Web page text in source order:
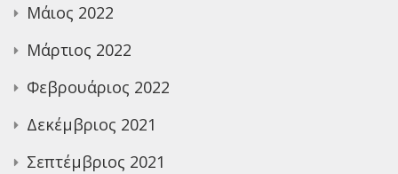
Μάιος 2022
Μάρτιος 2022
Φεβρουάριος 2022
Δεκέμβριος 2021
Σεπτέμβριος 2021